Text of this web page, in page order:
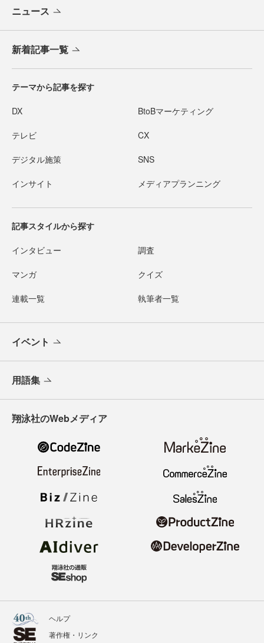
ニュース
新着記事一覧
テーマから記事を探す
DX BtoBマーケティング
テレビ CX
デジタル施策 SNS
インサイト メディアプランニング
記事スタイルから探す
インタビュー 調査
マンガ クイズ
連載一覧 執筆者一覧
イベント
用語集
翔泳社のWebメディア
ヘルプ
著作権・リンク